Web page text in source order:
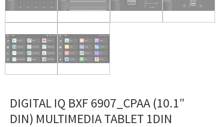
DIGITAL IQ BXF 6907_CPAA (10.1″
DIN) MULTIMEDIA TABLET 1DIN